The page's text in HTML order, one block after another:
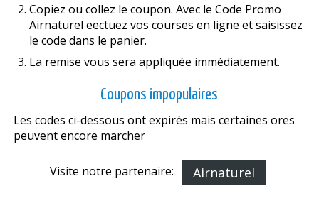
Copiez ou collez le coupon. Avec le Code Promo
Airnaturel effectuez vos courses en ligne et saisissez
le code dans le panier.
La remise vous sera appliquée immédiatement.
Coupons impopulaires
Les codes ci-dessous ont expirés mais certaines offres
peuvent encore marcher
Visite notre partenaire: Airnaturel